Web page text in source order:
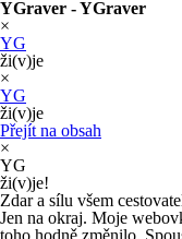
YGraver - YGraver
×
YG
ži(v)je
×
YG
ži(v)je
Přejít na obsah
×
YG
ži(v)je!
Zdar a sílu všem
Jen na okraj. Moje
toho hodně změnilo.